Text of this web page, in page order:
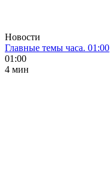
Новости
Главные темы часа. 01:00
01:00
4 мин